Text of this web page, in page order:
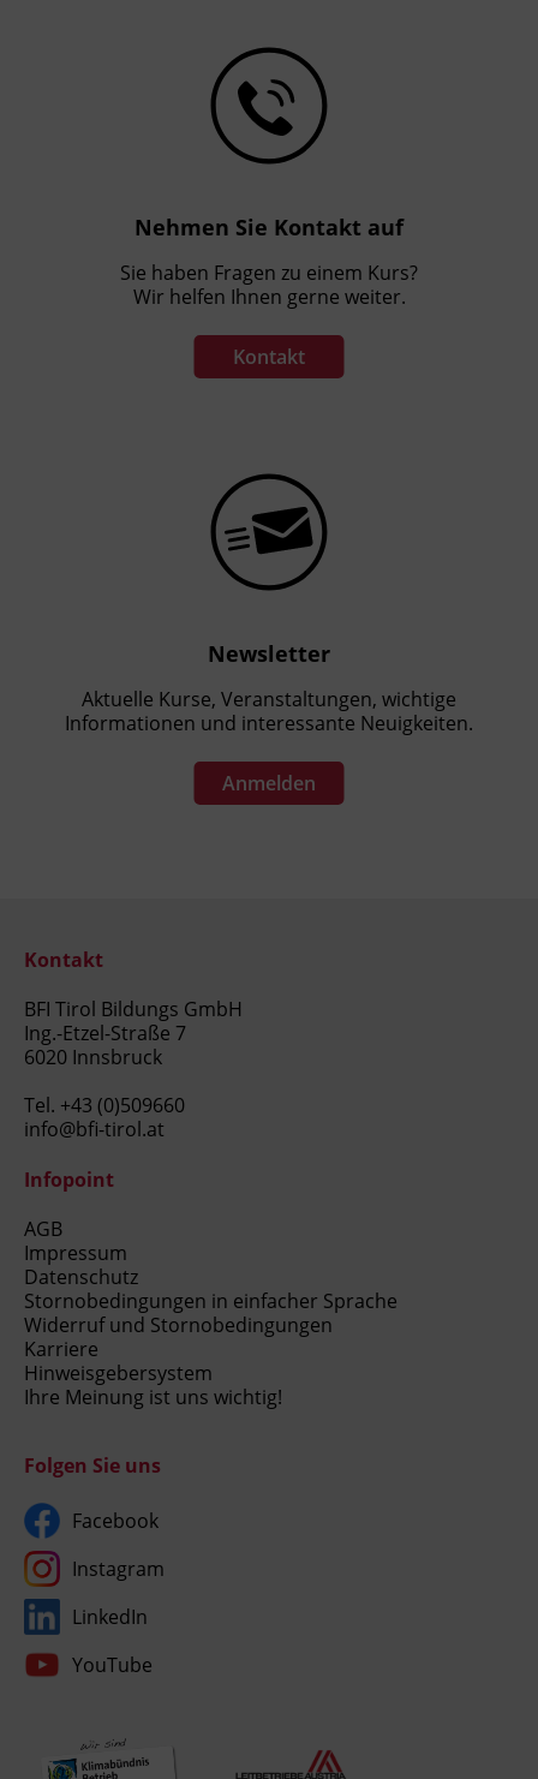
Nehmen Sie Kontakt auf
Sie haben Fragen zu einem Kurs?
Wir helfen Ihnen gerne weiter.
Kontakt
Newsletter
Aktuelle Kurse, Veranstaltungen, wichtige
Informationen und interessante Neuigkeiten.
Anmelden
Kontakt
BFI Tirol Bildungs GmbH
Ing.-Etzel-Straße 7
6020 Innsbruck
Tel. +43 (0)509660
info@bfi-tirol.at
Infopoint
AGB
Impressum
Datenschutz
Stornobedingungen in einfacher Sprache
Widerruf und Stornobedingungen
Karriere
Hinweisgebersystem
Ihre Meinung ist uns wichtig!
Folgen Sie uns
Facebook
Instagram
LinkedIn
YouTube